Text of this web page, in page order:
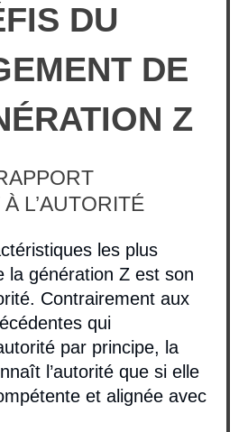
DU
DE
Z
L’AUTORITÉ
les plus
la génération Z est son
Contrairement aux
qui
par principe, la
l’autorité que si elle
et alignée avec